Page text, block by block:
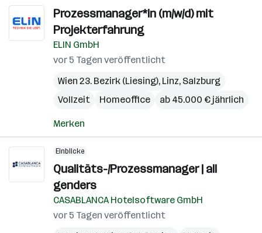
Prozessmanager*in (m/w/d) mit
Projekterfahrung
ELIN GmbH
vor 5 Tagen veröffentlicht
Wien 23. Bezirk (Liesing), Linz, Salzburg
Vollzeit
Homeoffice ab 45.000 € jährlich
Merken
Einblicke
Qualitäts-/Prozessmanager | all
genders
CASABLANCA Hotelsoftware GmbH
vor 5 Tagen veröffentlicht